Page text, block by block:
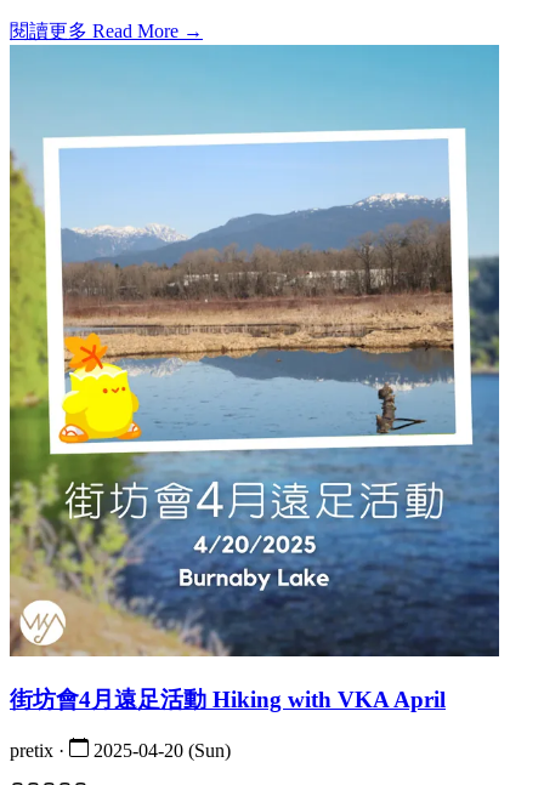
閱讀更多 Read More →
街坊會4月遠足活動 Hiking with VKA April
pretix · 2025-04-20 (Sun)